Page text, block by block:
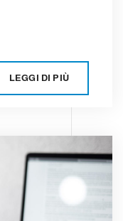
LEGGI DI PIÙ